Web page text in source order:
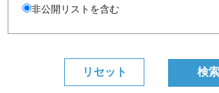
非公開リストを含む